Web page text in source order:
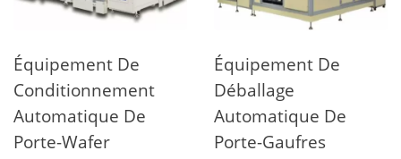
Équipement De
Conditionnement
Automatique De
Porte-Wafer
Équipement De
Déballage
Automatique De
Porte-Gaufres